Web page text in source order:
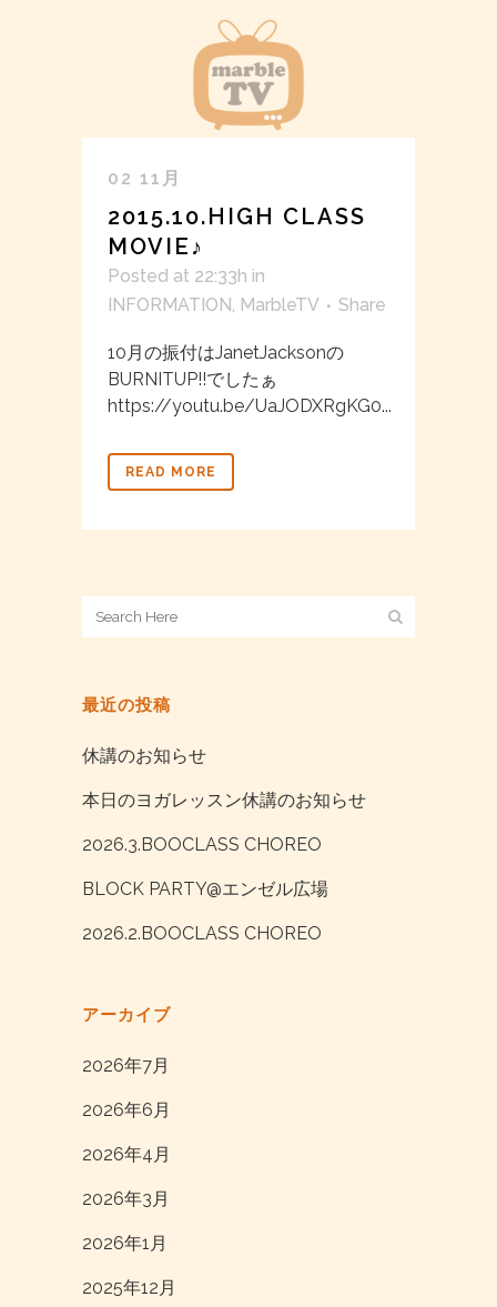
02 11月
2015.10.HIGH CLASS
MOVIE♪
Posted at 22:33h in
INFORMATION MarbleTV Share
10月の振付はJanetJacksonの
BURNITUP!!でしたぁ
https://youtu.be/UaJODXRgKG0...
READ MORE
最近の投稿
休講のお知らせ
本日のヨガレッスン休講のお知らせ
2026.3.BOOCLASS CHOREO
BLOCK PARTY@エンゼル広場
2026.2.BOOCLASS CHOREO
アーカイブ
2026年7月
2026年6月
2026年4月
2026年3月
2026年1月
2025年12月